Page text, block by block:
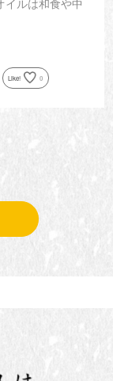
いました！
Like! 0